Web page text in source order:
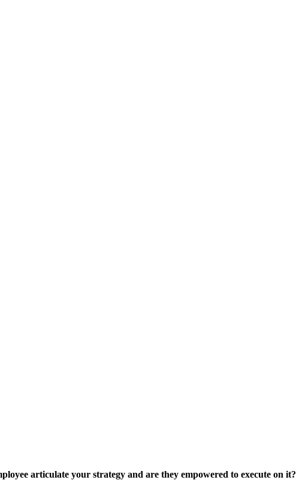
articulate your strategy and are they empowered to execute on it?